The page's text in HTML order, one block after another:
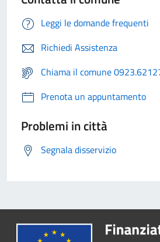
Leggi le domande frequenti
Richiedi Assistenza
Chiama il comune
Prenota un appuntamento
Problemi in città
Segnala disservizio